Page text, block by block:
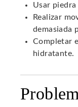
Usar
Realizar
demasiada
Completar
hidratante.